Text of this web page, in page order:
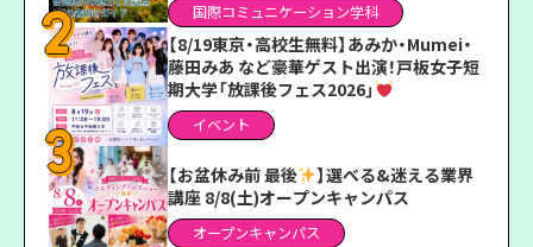
国際コミュニケーション学科
【8/19東京・高校生無料】あみか・Mumei・
藤田みあ など豪華ゲスト出演！戸板女子短
期大学「放課後フェス2026」
イベント
【お盆休み前 最後
】選べる&迷える業界
講座 8/8(土)オープンキャンパス
オープンキャンパス